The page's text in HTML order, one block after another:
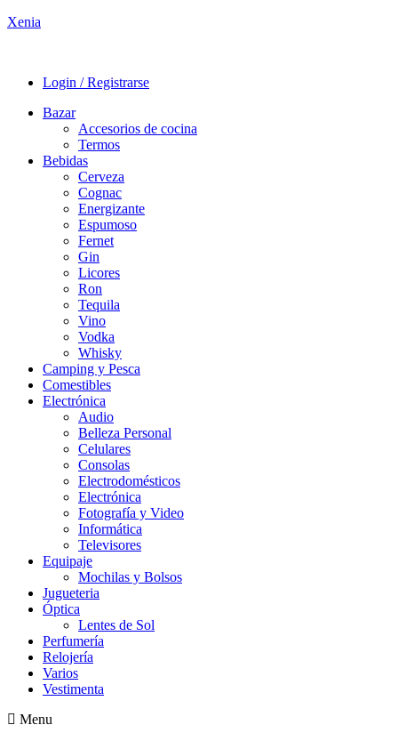
Xenia
Login / Registrarse
Bazar
Accesorios de cocina
Termos
Bebidas
Cerveza
Cognac
Energizante
Espumoso
Fernet
Gin
Licores
Ron
Tequila
Vino
Vodka
Whisky
Camping y Pesca
Comestibles
Electrónica
Audio
Belleza Personal
Celulares
Consolas
Electrodomésticos
Electrónica
Fotografía y Video
Informática
Televisores
Equipaje
Mochilas y Bolsos
Jugueteria
Óptica
Lentes de Sol
Perfumería
Relojería
Varios
Vestimenta
Menu